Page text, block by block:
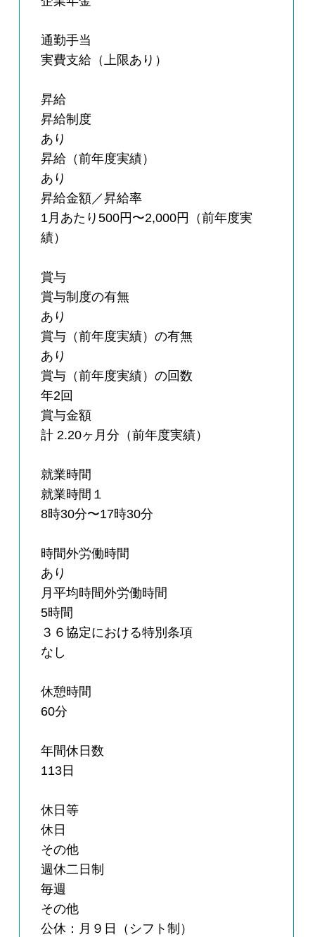
通勤手当
実費支給（上限あり）
昇給
昇給制度
あり
昇給（前年度実績）
あり
昇給金額／昇給率
1月あたり500円〜2,000円（前年度実
績）
賞与
賞与制度の有無
あり
賞与（前年度実績）の有無
あり
賞与（前年度実績）の回数
年2回
賞与金額
計 2.20ヶ月分（前年度実績）
就業時間
就業時間１
8時30分〜17時30分
時間外労働時間
あり
月平均時間外労働時間
5時間
３６協定における特別条項
なし
休憩時間
60分
年間休日数
113日
休日等
休日
その他
週休二日制
毎週
その他
公休：月９日（シフト制）